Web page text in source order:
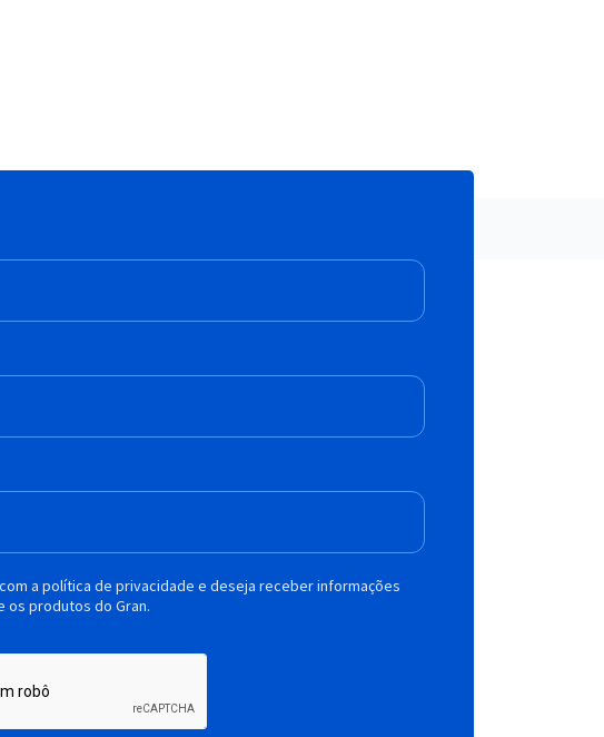
a política de privacidade e deseja receber informações
os produtos do Gran.